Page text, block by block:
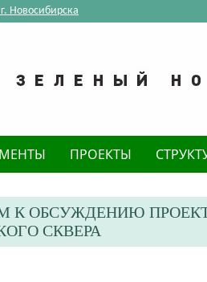
Новосибирска
ПРОЕКТЫ
К ОБСУЖДЕНИЮ
СКВЕРА